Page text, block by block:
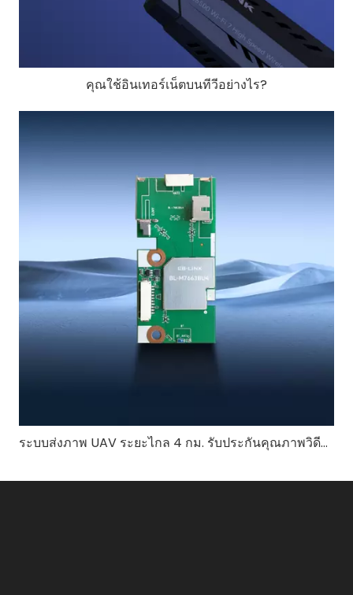
คุณใช้อินเทอร์เน็ตบนทีวีอย่างไร?
ระบบส่งภาพ UAV ระยะไกล 4 กม. รับประกันคุณภาพวิดีโอที่เสถียรได้อย่างไร